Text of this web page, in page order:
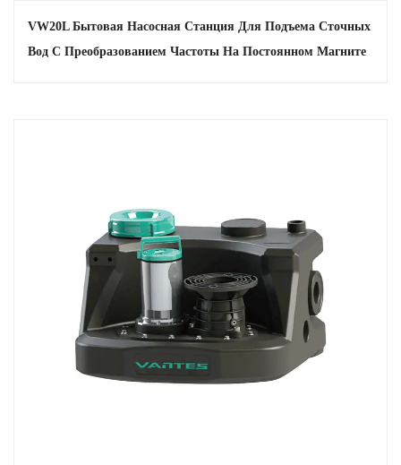
VW20L Бытовая Насосная Станция Для Подъема Сточных
Вод С Преобразованием Частоты На Постоянном Магните